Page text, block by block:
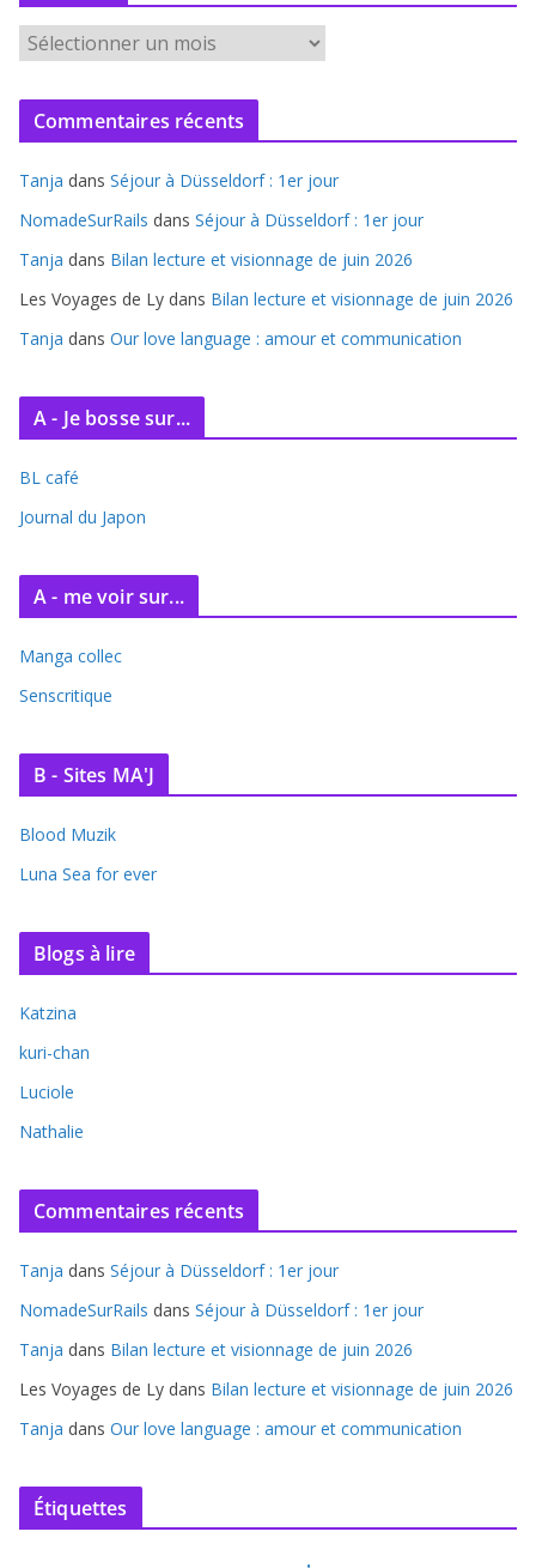
r
c
v
e
s
Commentaires récents
Tanja dans Séjour à Düsseldorf : 1er jour
NomadeSurRails dans Séjour à Düsseldorf : 1er jour
Tanja dans Bilan lecture et visionnage de juin 2026
Les Voyages de Ly dans Bilan lecture et visionnage de juin 2026
Tanja dans Our love language : amour et communication
A - Je bosse sur...
BL café
Journal du Japon
A - me voir sur...
Manga collec
Senscritique
B - Sites MA'J
Blood Muzik
Luna Sea for ever
Blogs à lire
Katzina
kuri-chan
Luciole
Nathalie
Commentaires récents
Tanja dans Séjour à Düsseldorf : 1er jour
NomadeSurRails dans Séjour à Düsseldorf : 1er jour
Tanja dans Bilan lecture et visionnage de juin 2026
Les Voyages de Ly dans Bilan lecture et visionnage de juin 2026
Tanja dans Our love language : amour et communication
Étiquettes